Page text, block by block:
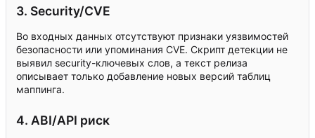
3. Security/CVE
Во входных данных отсутствуют признаки уязвимостей
безопасности или упоминания CVE. Скрипт детекции не
выявил security-ключевых слов, а текст релиза
описывает только добавление новых версий таблиц
маппинга.
4. ABI/API риск